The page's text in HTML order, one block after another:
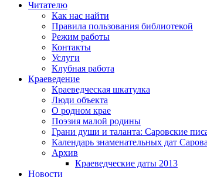
Читателю
Как нас найти
Правила пользования библиотекой
Режим работы
Контакты
Услуги
Клубная работа
Краеведение
Краеведческая шкатулка
Люди объекта
О родном крае
Поэзия малой родины
Грани души и таланта: Саровские
Календарь знаменательных дат Сарова
Архив
Краеведческие даты 2013
Новости